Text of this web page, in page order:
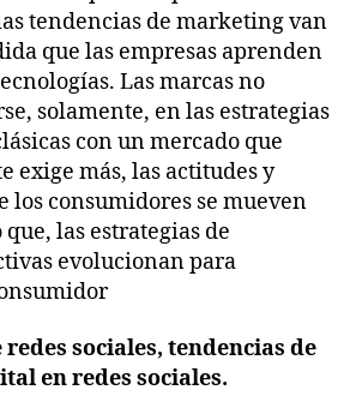
tendencias de marketing van
que las empresas aprenden
Las marcas no
solamente, en las estrategias
con un mercado que
exige más, las actitudes y
los consumidores se mueven
las estrategias de
evolucionan para
sociales, tendencias de
en redes sociales.